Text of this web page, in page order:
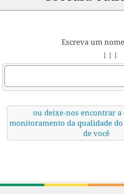
Escreva um
↓ ↓ ↓
ou deixe-nos encontrar a
monitoramento da qualidade
de você